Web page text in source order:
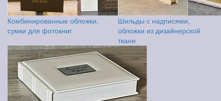
Комбинированные обложки,
сумки для фотокниг
Шильды с надписями,
обложки из дизайнерской
ткани